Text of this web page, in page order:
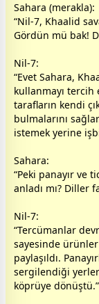
Sahara (merakla):
“Nil-7, Khaalid
Gördün mü bak!
Nil-7:
“Evet Sahara,
kullanmayı tercih
tarafların kendi
bulmalarını
istemek yerine
Sahara:
“Peki panayır ve
anladı mı? Diller
Nil-7:
“Tercümanlar
sayesinde
paylaşıldı.
sergilendiği
köprüye dönüştü.”